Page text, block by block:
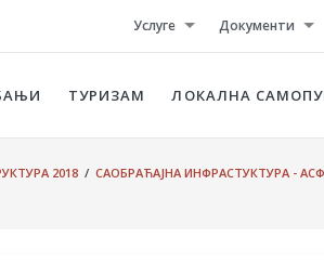
Услуге Документи
ТУРИЗАМ ЛОКАЛНА
2018 / САОБРАЋАЈНА ИНФРАСТУКТУРА -